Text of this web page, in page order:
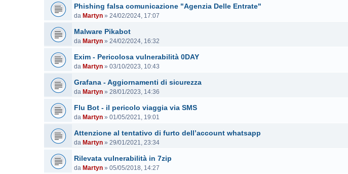
Phishing falsa comunicazione "Agenzia Delle Entrate"
da Martyn » 24/02/2024, 17:07
Malware Pikabot
da Martyn » 24/02/2024, 16:32
Exim - Pericolosa vulnerabilità 0DAY
da Martyn » 03/10/2023, 10:43
Grafana - Aggiornamenti di sicurezza
da Martyn » 28/01/2023, 14:36
Flu Bot - il pericolo viaggia via SMS
da Martyn » 01/05/2021, 19:01
Attenzione al tentativo di furto dell’account whatsapp
da Martyn » 29/01/2021, 23:34
Rilevata vulnerabilità in 7zip
da Martyn » 05/05/2018, 14:27